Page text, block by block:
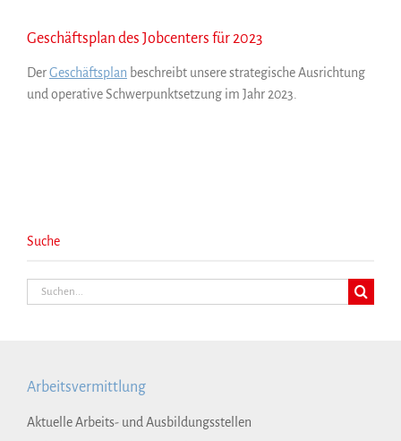
Geschäftsplan des Jobcenters für 2023
DerGeschäftsplan beschreibt unsere strategische Ausrichtung
und operative Schwerpunktsetzung im Jahr 2023.
Suche
Suche
Arbeitsvermittlung
Aktuelle Arbeits- und Ausbildungsstellen